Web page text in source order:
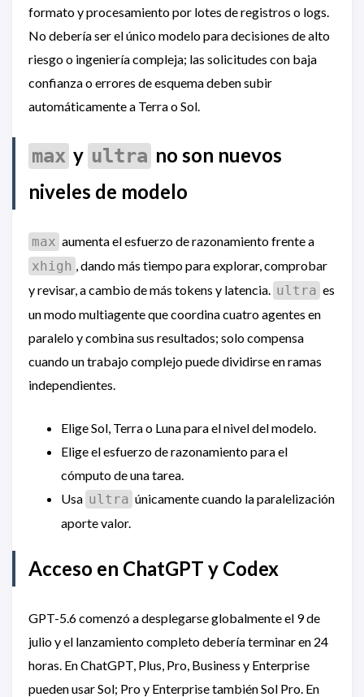
formato y procesamiento por lotes de registros o logs.
No debería ser el único modelo para decisiones de alto
riesgo o ingeniería compleja; las solicitudes con baja
confianza o errores de esquema deben subir
automáticamente a Terra o Sol.
max y ultra no son nuevos
niveles de modelo
max aumenta el esfuerzo de razonamiento frente a
xhigh , dando más tiempo para explorar, comprobar
y revisar, a cambio de más tokens y latencia. ultra es
un modo multiagente que coordina cuatro agentes en
paralelo y combina sus resultados; solo compensa
cuando un trabajo complejo puede dividirse en ramas
independientes.
Elige Sol, Terra o Luna para el nivel del modelo.
Elige el esfuerzo de razonamiento para el
cómputo de una tarea.
Usa ultra únicamente cuando la paralelización
aporte valor.
Acceso en ChatGPT y Codex
GPT-5.6 comenzó a desplegarse globalmente el 9 de
julio y el lanzamiento completo debería terminar en 24
horas. En ChatGPT, Plus, Pro, Business y Enterprise
pueden usar Sol; Pro y Enterprise también Sol Pro. En